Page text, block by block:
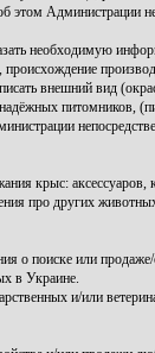
Администрации
необходимую
внешний вид
питомников,
крыс: аксессуаров,
про других
поиске или продаже/
в Украине.
и/или